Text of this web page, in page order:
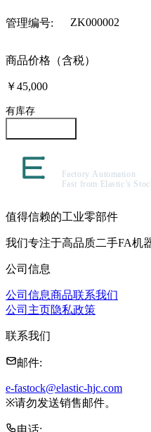
管理编号: ZK000002
商品价格（含税）
￥45,000
有库存
值得信赖的工业零部件
我们专注于高品质二手FA机
公司信息
公司信息商品联系我们
公司主页隐私政策
联系我们
邮件:
e-fastock@elastic-hjc.com
※请勿发送销售邮件。
电话: